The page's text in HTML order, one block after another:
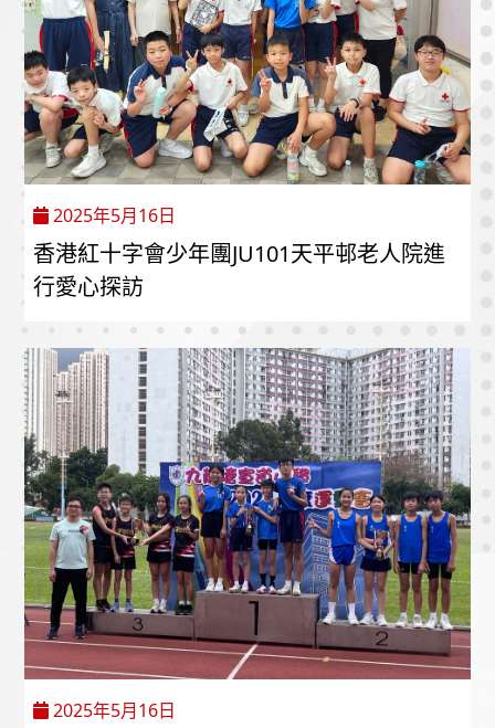
2025年5月16日
香港紅十字會少年團JU101天平邨老人院進
行愛心探訪
2025年5月16日